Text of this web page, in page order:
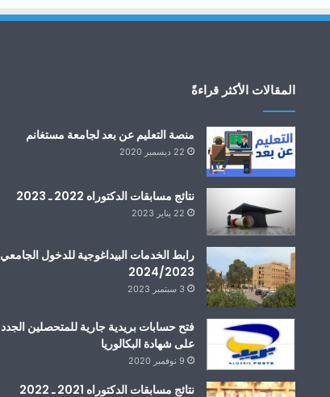
المقالات الأكثر قراءةً
منصة التعليم عن بعد لجامعة مستغانم
22 ديسمبر 2020
نتائج مسابقات الدكتوراه 2022 ـ 2023
22 يناير 2023
رابط الخدمات البيداغوجية للدخول الجامعي
2024/2023
3 سبتمبر 2023
فتح حسابات بريدية جارية للمتحصلين الجدد
على شهادة البكالوريا
9 نوفمبر 2020
نتائج مسابقات الدكتوراه 2021 ـ 2022